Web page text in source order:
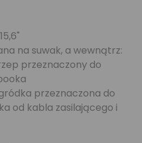
na suwak, a wewnątrz:
przeznaczony do
przeznaczona do
od kabla zasilającego i